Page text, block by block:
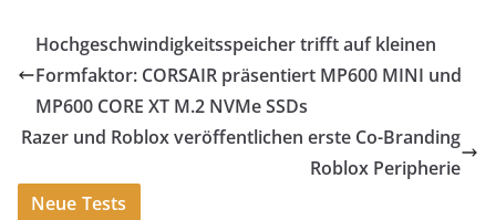
Hochgeschwindigkeitsspeicher trifft auf kleinen
Formfaktor: CORSAIR präsentiert MP600 MINI und
MP600 CORE XT M.2 NVMe SSDs
Razer und Roblox veröffentlichen erste Co-Branding
Roblox Peripherie
Neue Tests